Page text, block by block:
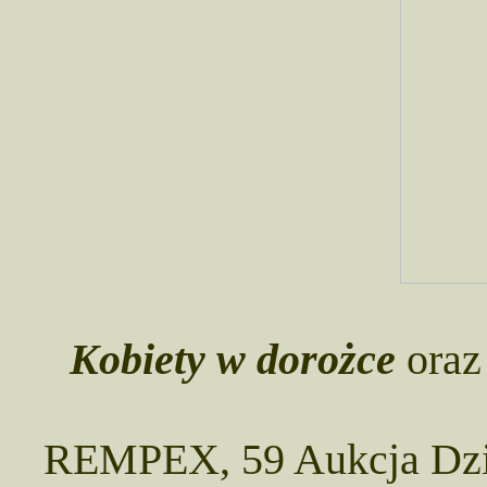
Kobiety w dorożce
REMPEX, 59 Aukcja